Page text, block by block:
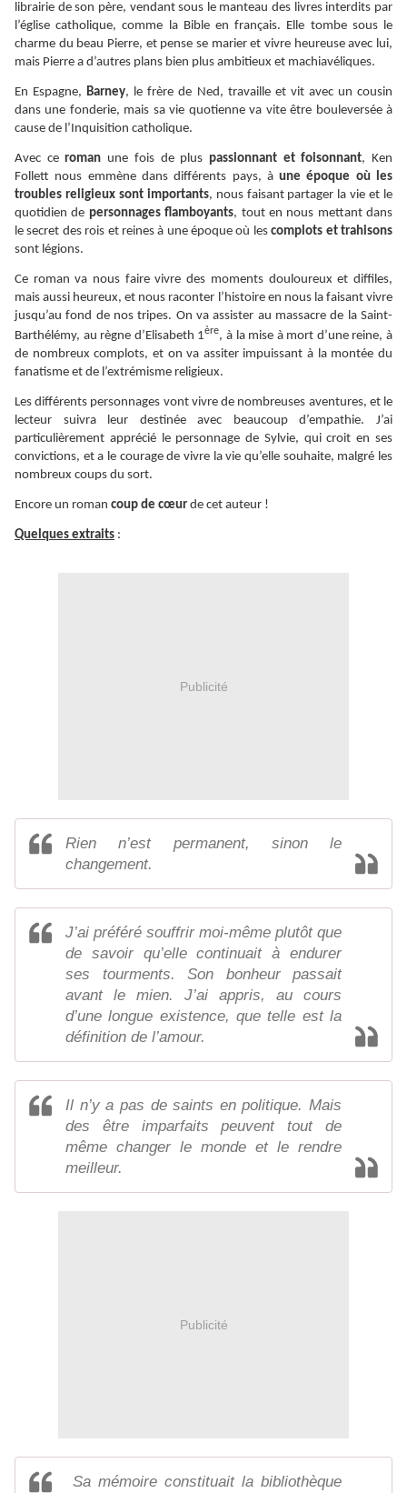
librairie de son père, vendant sous le manteau des livres interdits par
l’église catholique, comme la Bible en français. Elle tombe sous le
charme du beau Pierre, et pense se marier et vivre heureuse avec lui,
mais Pierre a d’autres plans bien plus ambitieux et machiavéliques.
En Espagne,Barney, le frère de Ned, travaille et vit avec un cousin
dans une fonderie, mais sa vie quotienne va vite être bouleversée à
cause de l’Inquisition catholique.
Avec ceroman une fois de plus passionnant et foisonnant, Ken
Follett nous emmène dans différents pays, àune époque où les
troubles religieux sont importants, nous faisant partager la vie et le
quotidien de personnages flamboyants, tout en nous mettant dans
le secret des rois et reines à une époque où lescomplots et trahisons
sont légions.
Ce roman va nous faire vivre des moments douloureux et diffiles,
mais aussi heureux, et nous raconter l’histoire en nous la faisant vivre
jusqu’au fond de nos tripes. On va assister au massacre de la Saint-
Barthélémy, au règne d’Elisabeth 1ère, à la mise à mort d’une reine, à
de nombreux complots, et on va assiter impuissant à la montée du
fanatisme et de l’extrémisme religieux.
Les différents personnages vont vivre de nombreuses aventures, et le
lecteur suivra leur destinée avec beaucoup d’empathie. J’ai
particulièrement apprécié le personnage de Sylvie, qui croit en ses
convictions, et a le courage de vivre la vie qu’elle souhaite, malgré les
nombreux coups du sort.
Encore un roman coup de cœur de cet auteur !
Quelques extraits :
Publicité
Rien n’est permanent, sinon le
changement.
J’ai préféré souffrir moi-même plutôt que
de savoir qu’elle continuait à endurer
ses tourments. Son bonheur passait
avant le mien. J’ai appris, au cours
d’une longue existence, que telle est la
définition de l’amour.
Il n’y a pas de saints en politique. Mais
des être imparfaits peuvent tout de
même changer le monde et le rendre
meilleur.
Publicité
Sa mémoire constituait la bibliothèque